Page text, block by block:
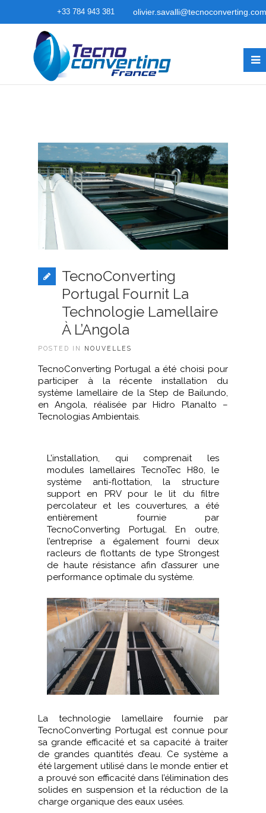
+33 784 943 381 olivier.savalli@tecnoconverting.com
TecnoConverting
Portugal Fournit La
Technologie Lamellaire
À L’Angola
POSTED IN NOUVELLES
TecnoConverting Portugal a été choisi pour
participer à la récente installation du
système lamellaire de la Step de Bailundo,
en Angola, réalisée par Hidro Planalto –
Tecnologias Ambientais.
L’installation, qui comprenait les
modules lamellaires TecnoTec H80, le
système anti-flottation, la structure
support en PRV pour le lit du filtre
percolateur et les couvertures, a été
entièrement fournie par
TecnoConverting Portugal. En outre,
l’entreprise a également fourni deux
racleurs de flottants de type Strongest
de haute résistance afin d’assurer une
performance optimale du système.
La technologie lamellaire fournie par
TecnoConverting Portugal est connue pour
sa grande efficacité et sa capacité à traiter
de grandes quantités d’eau. Ce système a
été largement utilisé dans le monde entier et
a prouvé son efficacité dans l’élimination des
solides en suspension et la réduction de la
charge organique des eaux usées.